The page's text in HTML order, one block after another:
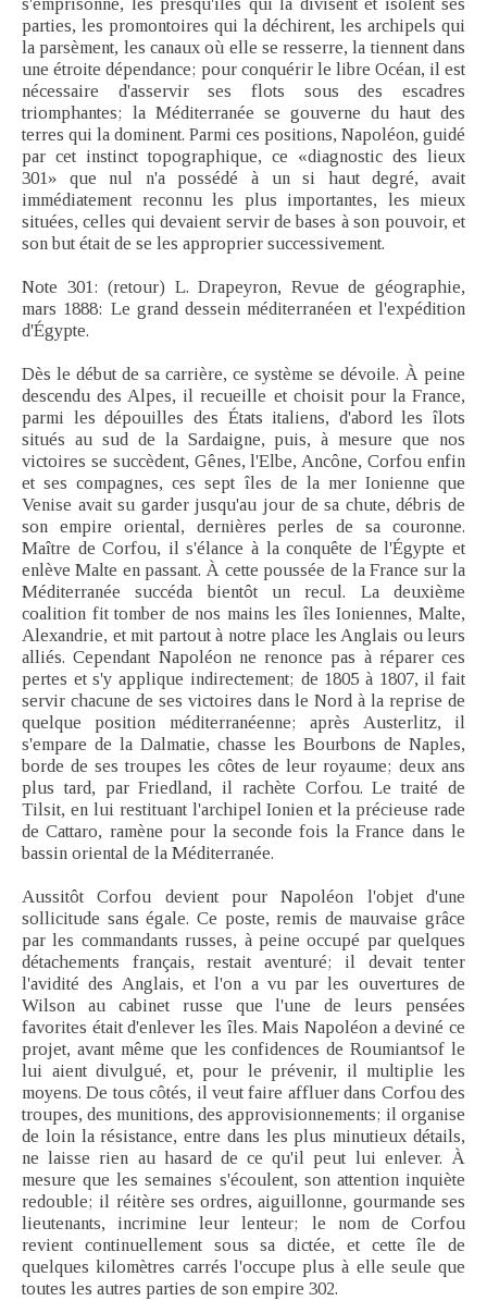
s'emprisonne, les presqu'îles qui la divisent et isolent ses
parties, les promontoires qui la déchirent, les archipels qui
la parsèment, les canaux où elle se resserre, la tiennent dans
une étroite dépendance; pour conquérir le libre Océan, il est
nécessaire d'asservir ses flots sous des escadres
triomphantes; la Méditerranée se gouverne du haut des
terres qui la dominent. Parmi ces positions, Napoléon, guidé
par cet instinct topographique, ce «diagnostic des lieux
301» que nul n'a possédé à un si haut degré, avait
immédiatement reconnu les plus importantes, les mieux
situées, celles qui devaient servir de bases à son pouvoir, et
son but était de se les approprier successivement.
Note 301: (retour) L. Drapeyron, Revue de géographie,
mars 1888: Le grand dessein méditerranéen et l'expédition
d'Égypte.
Dès le début de sa carrière, ce système se dévoile. À peine
descendu des Alpes, il recueille et choisit pour la France,
parmi les dépouilles des États italiens, d'abord les îlots
situés au sud de la Sardaigne, puis, à mesure que nos
victoires se succèdent, Gênes, l'Elbe, Ancône, Corfou enfin
et ses compagnes, ces sept îles de la mer Ionienne que
Venise avait su garder jusqu'au jour de sa chute, débris de
son empire oriental, dernières perles de sa couronne.
Maître de Corfou, il s'élance à la conquête de l'Égypte et
enlève Malte en passant. À cette poussée de la France sur la
Méditerranée succéda bientôt un recul. La deuxième
coalition fit tomber de nos mains les îles Ioniennes, Malte,
Alexandrie, et mit partout à notre place les Anglais ou leurs
alliés. Cependant Napoléon ne renonce pas à réparer ces
pertes et s'y applique indirectement; de 1805 à 1807, il fait
servir chacune de ses victoires dans le Nord à la reprise de
quelque position méditerranéenne; après Austerlitz, il
s'empare de la Dalmatie, chasse les Bourbons de Naples,
borde de ses troupes les côtes de leur royaume; deux ans
plus tard, par Friedland, il rachète Corfou. Le traité de
Tilsit, en lui restituant l'archipel Ionien et la précieuse rade
de Cattaro, ramène pour la seconde fois la France dans le
bassin oriental de la Méditerranée.
Aussitôt Corfou devient pour Napoléon l'objet d'une
sollicitude sans égale. Ce poste, remis de mauvaise grâce
par les commandants russes, à peine occupé par quelques
détachements français, restait aventuré; il devait tenter
l'avidité des Anglais, et l'on a vu par les ouvertures de
Wilson au cabinet russe que l'une de leurs pensées
favorites était d'enlever les îles. Mais Napoléon a deviné ce
projet, avant même que les confidences de Roumiantsof le
lui aient divulgué, et, pour le prévenir, il multiplie les
moyens. De tous côtés, il veut faire affluer dans Corfou des
troupes, des munitions, des approvisionnements; il organise
de loin la résistance, entre dans les plus minutieux détails,
ne laisse rien au hasard de ce qu'il peut lui enlever. À
mesure que les semaines s'écoulent, son attention inquiète
redouble; il réitère ses ordres, aiguillonne, gourmande ses
lieutenants, incrimine leur lenteur; le nom de Corfou
revient continuellement sous sa dictée, et cette île de
quelques kilomètres carrés l'occupe plus à elle seule que
toutes les autres parties de son empire 302.